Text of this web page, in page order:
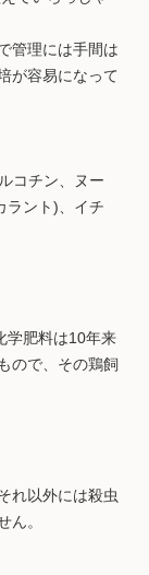
管理には手間は
が容易になって
コチン、ヌー
ラント)、イチ
学肥料は10年来
ので、その鶏飼
れ以外には殺虫
ん。